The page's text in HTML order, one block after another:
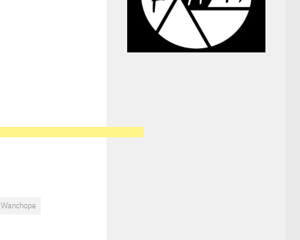
Wanchope